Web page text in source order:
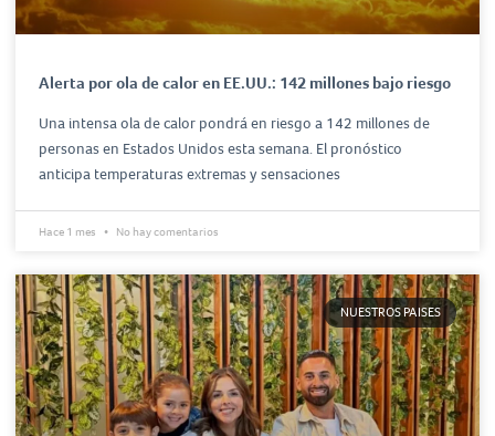
Alerta por ola de calor en EE.UU.: 142 millones bajo riesgo
Una intensa ola de calor pondrá en riesgo a 142 millones de
personas en Estados Unidos esta semana. El pronóstico
anticipa temperaturas extremas y sensaciones
Hace 1 mes No hay comentarios
NUESTROS PAISES